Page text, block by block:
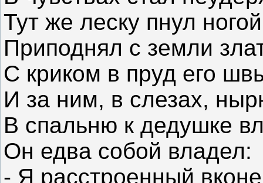
Тут же леску пнул
Приподнял с земли
С криком в пруд его
И за ним, в слезах,
В спальню к дедушке
Он едва собой владел:
- Я расстроенный